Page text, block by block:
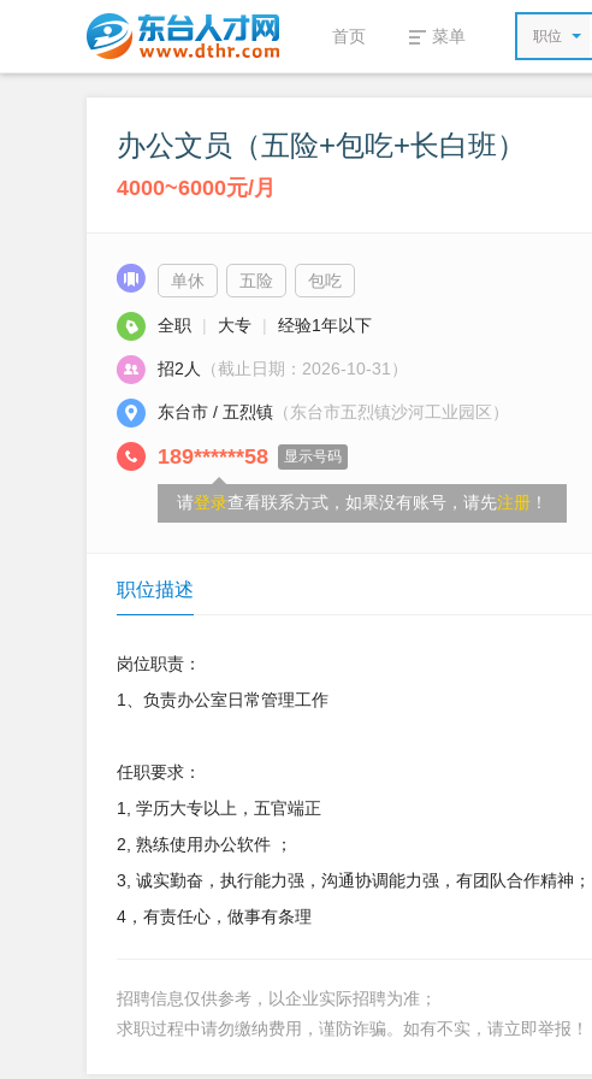
首页 菜单 职位
办公文员（五险+包吃+长白班）
4000~6000元/月
单休 五险 包吃
全职 | 大专 | 经验1年以下
招2人 （截止日期：2026-10-31）
东台市 / 五烈镇 （东台市五烈镇沙河工业园区）
189******58 显示号码
请登录查看联系方式，如果没有账号，请先注册 ！
职位描述
岗位职责：
1、负责办公室日常管理工作
任职要求：
1, 学历大专以上，五官端正
2, 熟练使用办公软件 ；
3, 诚实勤奋，执行能力强，沟通协调能力强，有团队合作精神；
4，有责任心，做事有条理
招聘信息仅供参考，以企业实际招聘为准；
求职过程中请勿缴纳费用，谨防诈骗。如有不实，请立即举报！